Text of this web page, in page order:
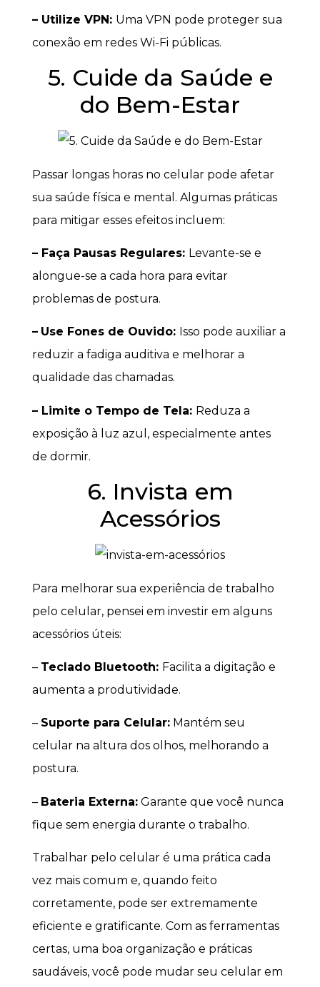
– Utilize VPN: Uma VPN pode proteger sua
conexão em redes Wi-Fi públicas.
5. Cuide da Saúde e
do Bem-Estar
Passar longas horas no celular pode afetar
sua saúde física e mental. Algumas práticas
para mitigar esses efeitos incluem:
– Faça Pausas Regulares: Levante-se e
alongue-se a cada hora para evitar
problemas de postura.
– Use Fones de Ouvido: Isso pode auxiliar a
reduzir a fadiga auditiva e melhorar a
qualidade das chamadas.
– Limite o Tempo de Tela: Reduza a
exposição à luz azul, especialmente antes
de dormir.
6. Invista em
Acessórios
Para melhorar sua experiência de trabalho
pelo celular, pensei em investir em alguns
acessórios úteis:
– Teclado Bluetooth: Facilita a digitação e
aumenta a produtividade.
– Suporte para Celular: Mantém seu
celular na altura dos olhos, melhorando a
postura.
– Bateria Externa: Garante que você nunca
fique sem energia durante o trabalho.
Trabalhar pelo celular é uma prática cada
vez mais comum e, quando feito
corretamente, pode ser extremamente
eficiente e gratificante. Com as ferramentas
certas, uma boa organização e práticas
saudáveis, você pode mudar seu celular em